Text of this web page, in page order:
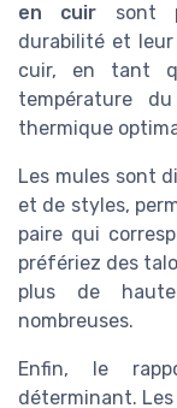
en cuir sont
durabilité et
cuir, en tant
température
thermique
Les mules sont
et de styles,
paire qui
préfériez des
plus de
nombreuses.
Enfin, le
déterminant.